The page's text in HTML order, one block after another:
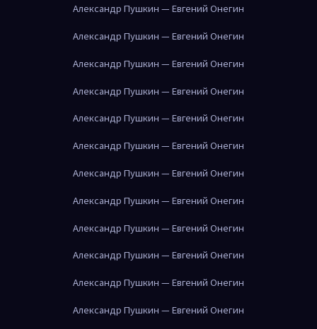
Александр Пушкин — Евгений Онегин
Александр Пушкин — Евгений Онегин
Александр Пушкин — Евгений Онегин
Александр Пушкин — Евгений Онегин
Александр Пушкин — Евгений Онегин
Александр Пушкин — Евгений Онегин
Александр Пушкин — Евгений Онегин
Александр Пушкин — Евгений Онегин
Александр Пушкин — Евгений Онегин
Александр Пушкин — Евгений Онегин
Александр Пушкин — Евгений Онегин
Александр Пушкин — Евгений Онегин